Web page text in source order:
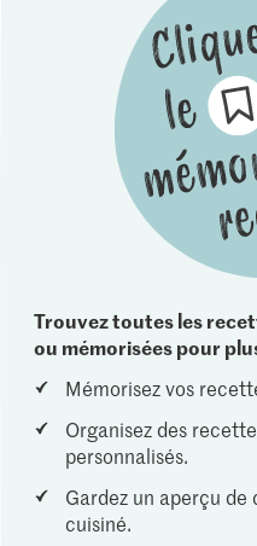
Trouvez toutes les
ou mémorisées pour
Mémorisez vos
Organisez des
personnalisés.
Gardez un aperçu de
cuisiné.